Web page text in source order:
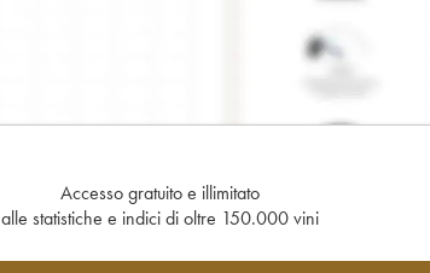
Accesso gratuito e illimitato
alle statistiche e indici di oltre 150.000 vini